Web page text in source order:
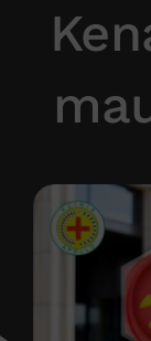
Artikel
Kontak Kami